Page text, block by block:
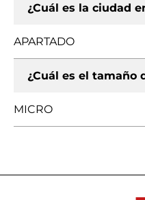
¿Cuál es la ciudad
APARTADO
¿Cuál es el tamaño
MICRO